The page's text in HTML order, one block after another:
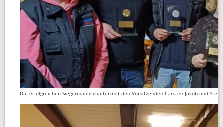
Die erfolgreichen Siegermannschaften mit den Vorsitzenden Carsten Jakob und